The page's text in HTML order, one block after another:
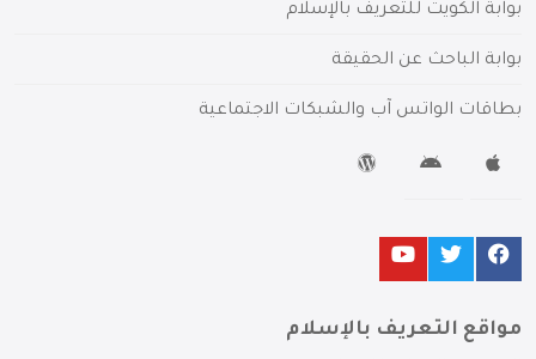
بوابة الكويت للتعريف بالإسلام
بوابة الباحث عن الحقيقة
بطاقات الواتس آب والشبكات الاجتماعية
مواقع التعريف بالإسلام